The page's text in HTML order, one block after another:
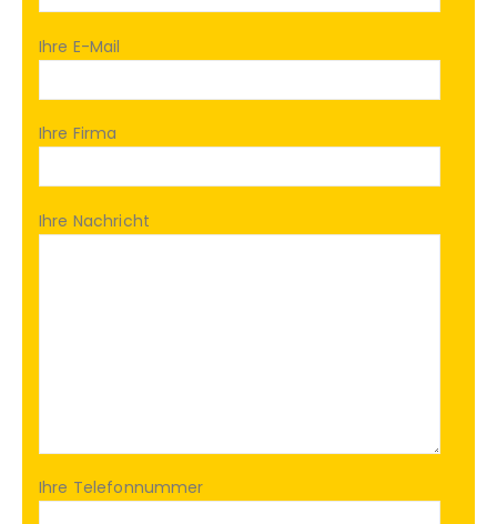
Ihre E-Mail
Ihre Firma
Ihre Nachricht
Ihre Telefonnummer